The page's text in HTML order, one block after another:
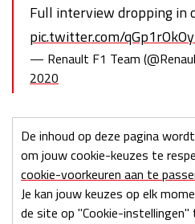
Full interview dropping in
pic.twitter.com/
— Renault F1 Team
2020
De inhoud op deze pagina
om jouw cookie-keuzes te
cookie-voorkeuren aan te
Je kan jouw keuzes op elk
de site op "Cookie-instellingen"